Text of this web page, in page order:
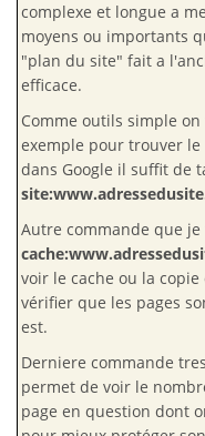
complexe et longue a
moyens ou importants
"plan du site" fait a
efficace.
Comme outils simple
exemple pour trouver
dans Google il suffit de
Autre commande que je
voir le cache ou la
vérifier que les pages
est.
Derniere commande
permet de voir le
page en question dont